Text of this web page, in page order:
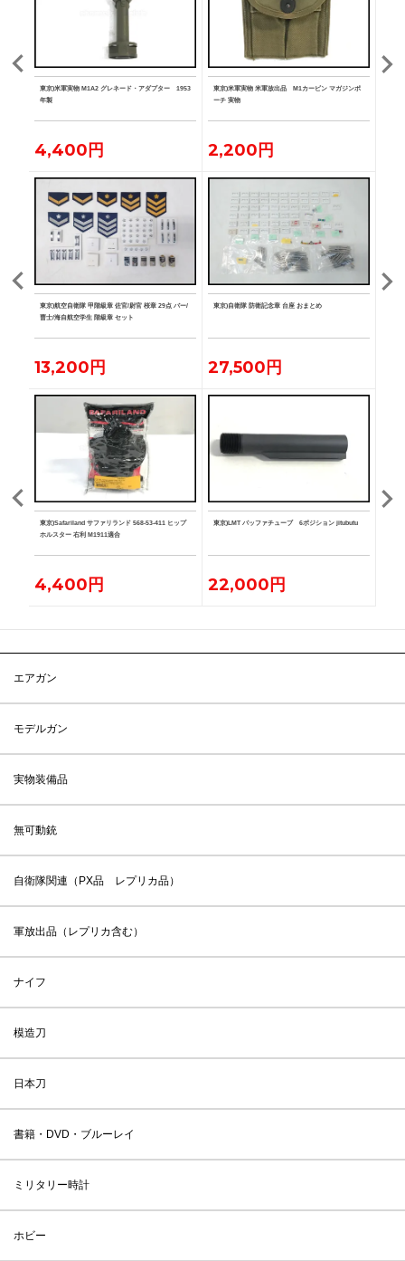
東京)米軍実物 M1A2 グレネード・アダプター 1953
年製
4,400円
東京)米軍実物 米軍放出品 M1カービン マガジンポ
ーチ 実物
2,200円
東京)航空自衛隊 甲階級章 佐官/尉官 桜章 29点 バー/
曹士/海自航空学生 階級章 セット
13,200円
東京)自衛隊 防衛記念章 台座 おまとめ
27,500円
東京)Safariland サファリランド 568-53-411 ヒップ
ホルスター 右利 M1911適合
4,400円
東京)LMT バッファチューブ 6ポジション jitubutu
22,000円
エアガン
モデルガン
実物装備品
無可動銃
自衛隊関連（PX品 レプリカ品）
軍放出品（レプリカ含む）
ナイフ
模造刀
日本刀
書籍・DVD・ブルーレイ
ミリタリー時計
ホビー